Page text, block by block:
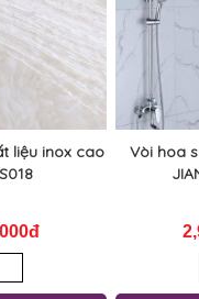
liệu inox cao
Vòi hoa